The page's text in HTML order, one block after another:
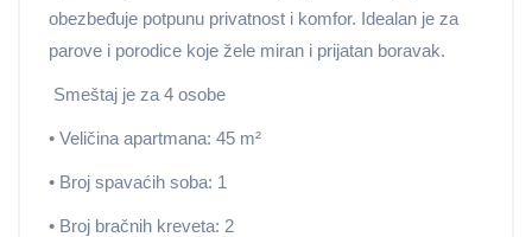
obezbeđuje potpunu privatnost i komfor. Idealan je za
parove i porodice koje žele miran i prijatan boravak.
Smeštaj je za 4 osobe
• Veličina apartmana: 45 m²
• Broj spavaćih soba: 1
• Broj bračnih kreveta: 2